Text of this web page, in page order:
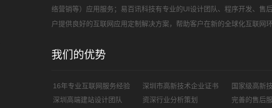
络营销等）应用服务；易百讯科技有专业的UI设计团队、程序开发、售
户提供良好的互联网应用定制解决方案，帮助客户在新的全球化互联网
我们的优势
16年专业互联网服务经验 深圳市高新技术企业证书 国家级高新
深圳高端建站设计团队
资深行业分析策划 完善的售后